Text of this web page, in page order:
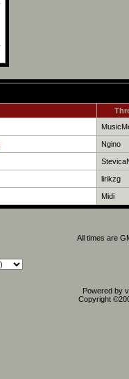
Ngino
lirikzg
Midi
All times are
Powered by
Copyright